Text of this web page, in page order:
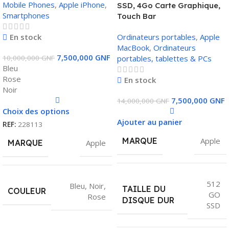
Mobile Phones, Apple iPhone,
Smartphones
En stock
10,000,000GNF 7,500,000 GNF
Bleu
Rose
Noir
Choix des options
REF: 228113
MARQUE Apple
COULEUR
Bleu, Noir,
Rose
SSD, 4Go Carte Graphique,
Touch Bar
Ordinateurs portables, Apple
MacBook, Ordinateurs
portables, tablettes & PCs
En stock
14,000,000GNF 7,500,000 GNF
Ajouter au panier
MARQUE
Apple
TAILLE DU
DISQUE DUR
512
GO
SSD